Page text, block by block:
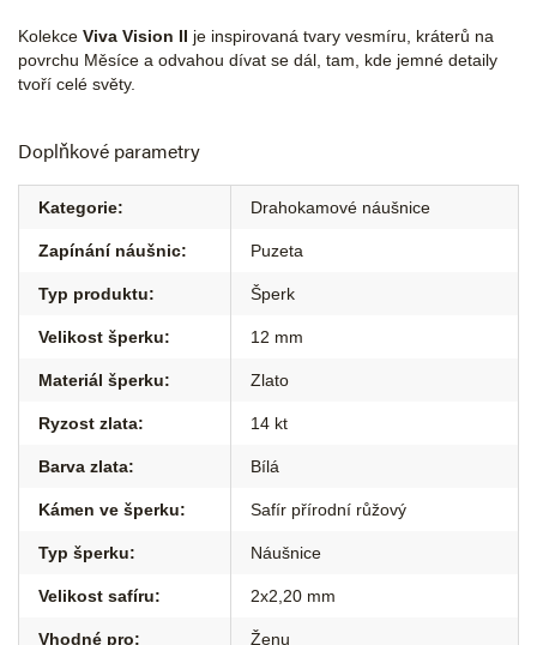
Kolekce Viva Vision II je inspirovaná tvary vesmíru, kráterů na
povrchu Měsíce a odvahou dívat se dál, tam, kde jemné detaily
tvoří celé světy.
Doplňkové parametry
Kategorie: Drahokamové náušnice
Zapínání náušnic: Puzeta
Typ produktu: Šperk
Velikost šperku: 12 mm
Materiál šperku: Zlato
Ryzost zlata: 14 kt
Barva zlata: Bílá
Kámen ve šperku: Safír přírodní růžový
Typ šperku: Náušnice
Velikost safíru: 2x2,20 mm
Vhodné pro: Ženu